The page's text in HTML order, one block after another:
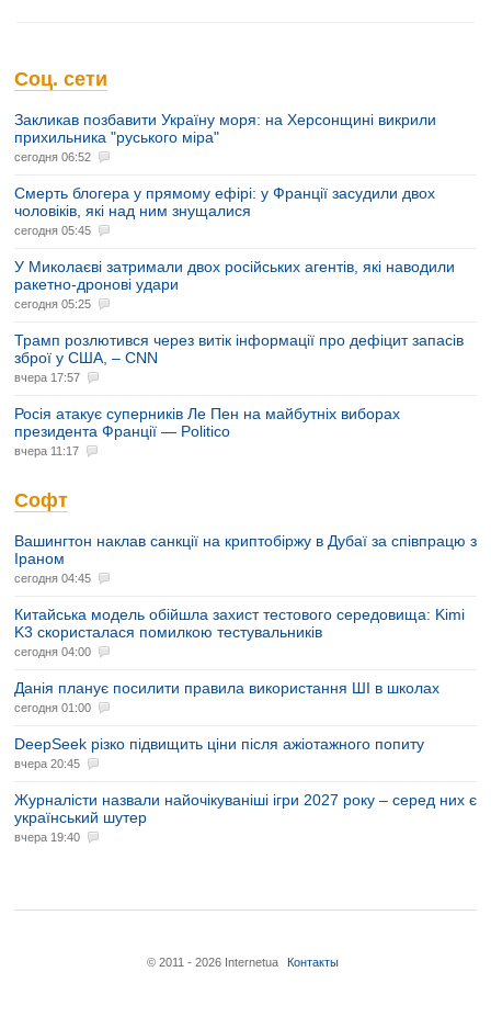
Соц. сети
Закликав позбавити Україну моря: на Херсонщині викрили
прихильника "руського міра"
сегодня 06:52
Смерть блогера у прямому ефірі: у Франції засудили двох
чоловіків, які над ним знущалися
сегодня 05:45
У Миколаєві затримали двох російських агентів, які наводили
ракетно-дронові удари
сегодня 05:25
Трамп розлютився через витік інформації про дефіцит запасів
зброї у США, – CNN
вчера 17:57
Росія атакує суперників Ле Пен на майбутніх виборах
президента Франції — Politico
вчера 11:17
Софт
Вашингтон наклав санкції на криптобіржу в Дубаї за співпрацю з
Іраном
сегодня 04:45
Китайська модель обійшла захист тестового середовища: Kimi
K3 скористалася помилкою тестувальників
сегодня 04:00
Данія планує посилити правила використання ШІ в школах
сегодня 01:00
DeepSeek різко підвищить ціни після ажіотажного попиту
вчера 20:45
Журналісти назвали найочікуваніші ігри 2027 року – серед них є
український шутер
вчера 19:40
© 2011 - 2026 Internetua Контакты